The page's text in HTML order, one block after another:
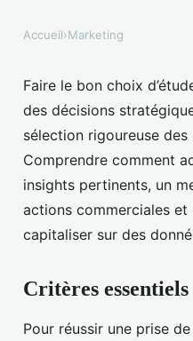
Accueil›Marketing
Faire le bon choix
des décisions
sélection rigoureuse
Comprendre comment
insights pertinents, un
actions commerciales
capitaliser sur des
Critères
Pour réussir une prise